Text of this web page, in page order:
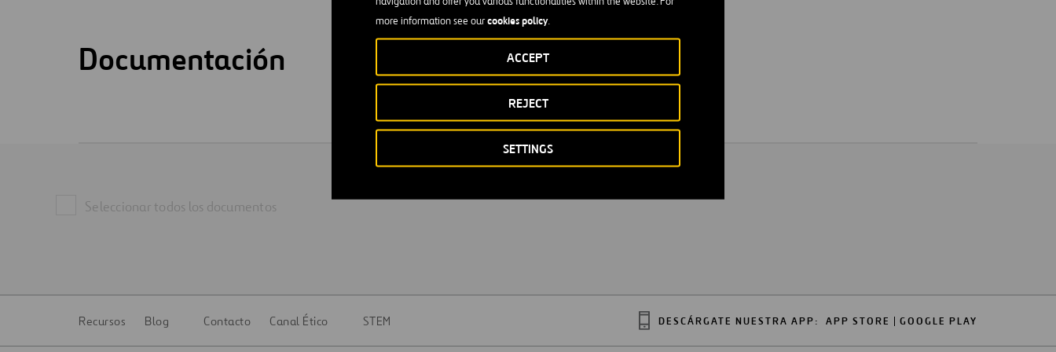
more information see ourcookies policy.
SETTINGS
REJECT
ACCEPT
Automatización
Documentación
Seleccionar todos los documentos
DESCÁRGATE NUESTRA APP: APP STORE GOOGLE PLAY
Recursos Blog Contacto Canal Ético STEM